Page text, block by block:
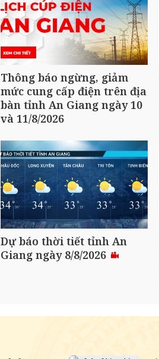
Thông báo ngừng, giảm
mức cung cấp điện trên địa
bàn tỉnh An Giang ngày 10
và 11/8/2026
Dự báo thời tiết tỉnh An
Giang ngày 8/8/2026